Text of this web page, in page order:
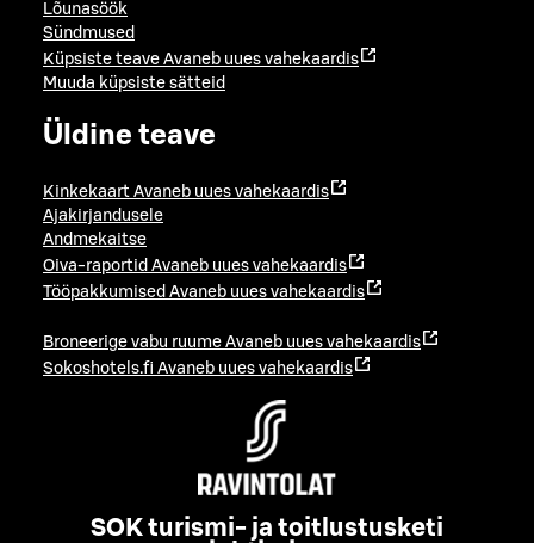
Lõunasöök
Sündmused
Küpsiste teave Avaneb uues vahekaardis
Muuda küpsiste sätteid
Üldine teave
Kinkekaart Avaneb uues vahekaardis
Ajakirjandusele
Andmekaitse
Oiva-raportid Avaneb uues vahekaardis
Tööpakkumised Avaneb uues vahekaardis
Broneerige vabu ruume Avaneb uues vahekaardis
Sokoshotels.fi Avaneb uues vahekaardis
SOK turismi- ja toitlustusketi